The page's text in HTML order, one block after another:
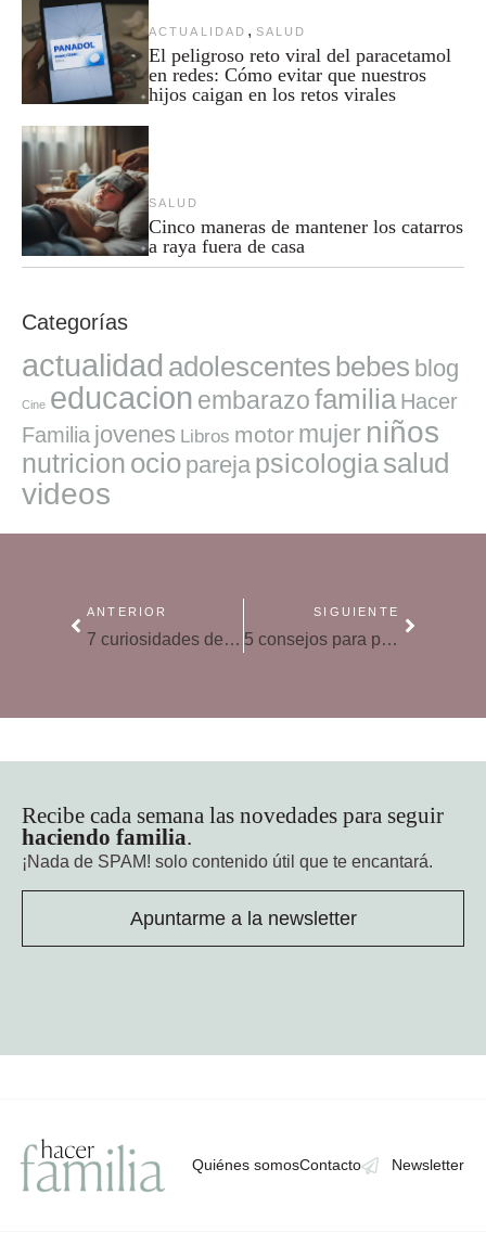
ACTUALIDAD , SALUD
El peligroso reto viral del paracetamol
en redes: Cómo evitar que nuestros
hijos caigan en los retos virales
SALUD
Cinco maneras de mantener los catarros
a raya fuera de casa
Categorías
actualidad adolescentes bebes blog
Cine educacion embarazofamilia Hacer
Familia jovenes Libros motor mujer niños
nutricion ocio pareja psicologiasalud
videos
ANTERIOR
7 curiosidades de tu piel que seguramente no conocías
SIGUIENTE
5 consejos para practicar deporte y ejercicio en verano
Recibe cada semana las novedades para seguir
haciendo familia.
¡Nada de SPAM! solo contenido útil que te encantará.
Apuntarme a la newsletter
Quiénes somosContacto Newsletter